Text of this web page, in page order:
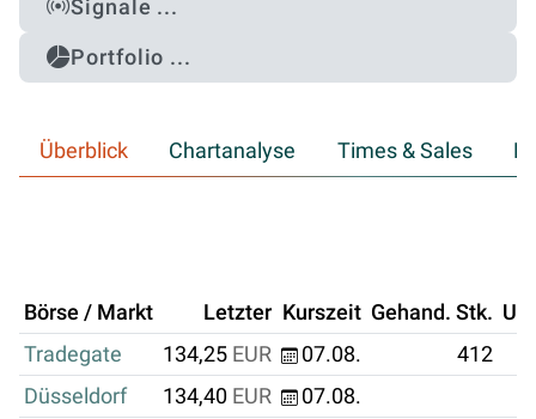
Signale ...
Portfolio ...
Überblick Chartanalyse Times & Sales
Börse / Markt Letzter Kurszeit Gehand. Stk.
Tradegate
134,25 EUR 07.08. 412
Düsseldorf
134,40 EUR
07.08.